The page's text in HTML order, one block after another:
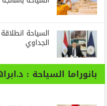
السياحة
الجداوي
بانوراما السياحة :